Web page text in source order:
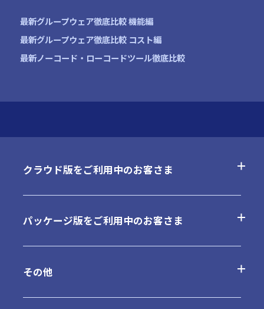
最新グループウェア徹底比較 機能編
最新グループウェア徹底比較 コスト編
最新ノーコード・ローコードツール徹底比較
クラウド版をご利用中のお客さま
よくあるご質問
ご利用内容の変更
パッケージ版をご利用中のお客さま
よくあるご質問
その他